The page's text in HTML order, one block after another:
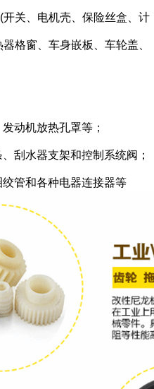
关、电机壳、保险丝盒、计
格窗、车身嵌板、车轮盖、
动机放热孔罩等；
刮水器支架和控制系统阀；
管和各种电器连接器等